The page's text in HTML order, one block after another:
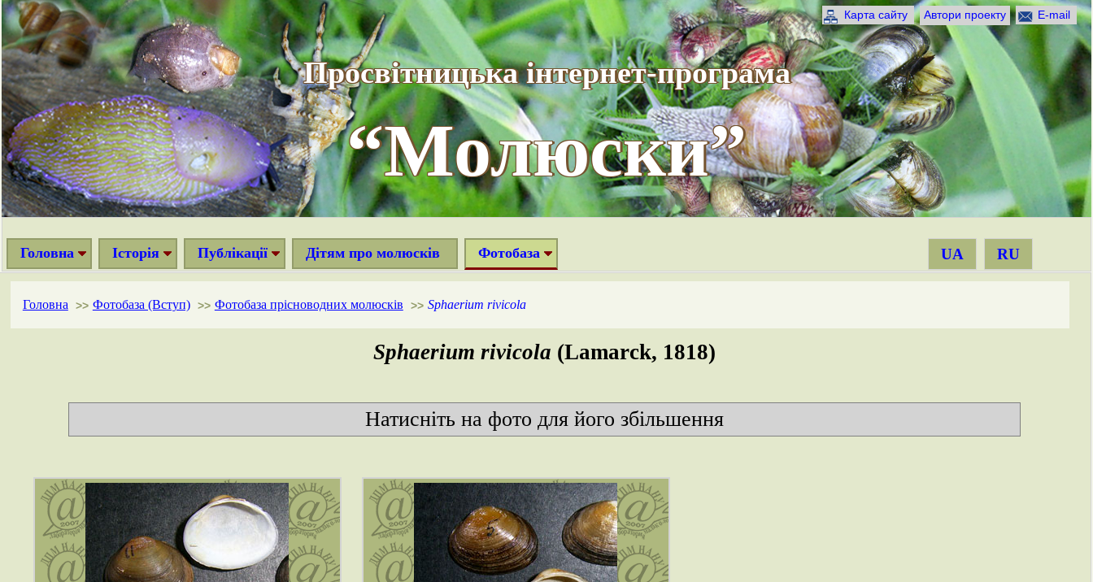
Карта сайту Автори проекту E-mail
Просвітницька інтернет-програма
“Молюски”
Головна Історія Публікації Дітям про молюсків Фотобаза UA RU
Головна >> Фотобаза (Вступ) >> Фотобаза прісноводних молюсків >> Sphaerium rivicola
Sphaerium rivicola (Lamarck, 1818)
Натисніть на фото для його збільшення